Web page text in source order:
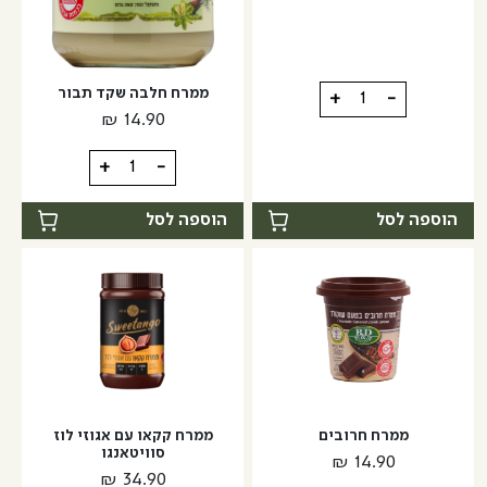
-
כמות
של
+
הוספה לסל
ממרח חלבה שקד תבור
₪ 14.90
-
כמות
של
ממרח
חלבה
שקד
תבור
+
הוספה לסל
ממרח חרובים
₪ 14.90
ממרח קקאו עם אגוזי לוז
סוויטאנגו
₪ 34.90